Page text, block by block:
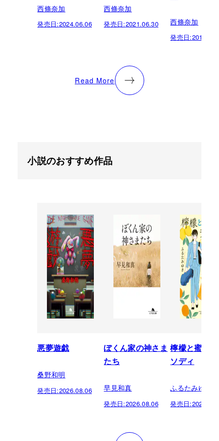
西條奈加
発売日:2024.06.06
西條奈加
発売日:2021.06.30 西條奈加
発売日:
Read More
小説のおすすめ作品
悪夢遊戯
桑野和明
発売日:2026.08.06
ぼくん家の神さま
たち
早見和真
発売日:2026.08.06
檸檬と蜜柑
ソディ
ふるたみゆき
発売日: